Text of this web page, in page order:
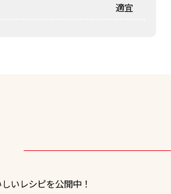
適宜
いレシピを公開中！